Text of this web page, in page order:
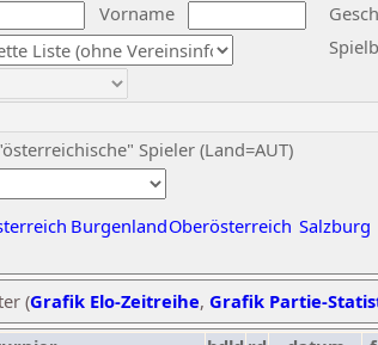
Vorname
Spieler (Land=AUT)
BurgenlandOberösterreich Salzburg
(Grafik Elo-Zeitreihe, Grafik Partie-